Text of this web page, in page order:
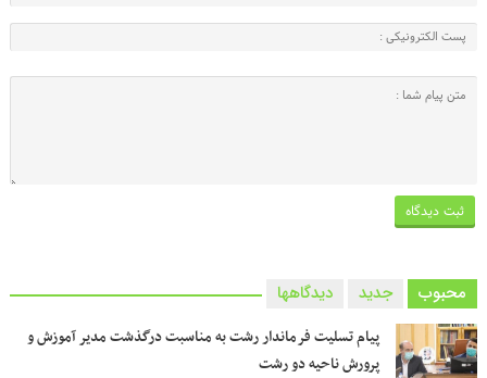
محبوب جدید دیدگاهها
پیام تسلیت فرماندار رشت به مناسبت درگذشت مدیر آموزش و
پرورش ناحیه دو رشت